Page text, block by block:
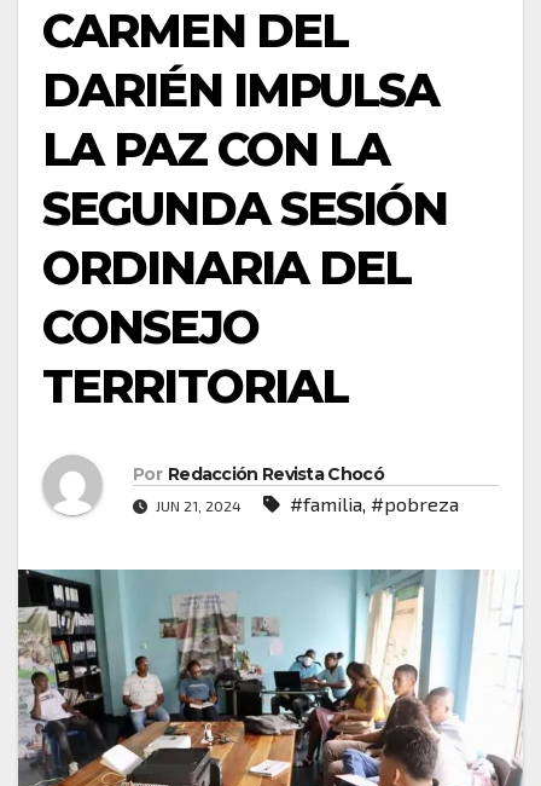
CARMEN DEL
DARIÉN IMPULSA
LA PAZ CON LA
SEGUNDA SESIÓN
ORDINARIA DEL
CONSEJO
TERRITORIAL
Por Redacción Revista Chocó
JUN 21, 2024 #familia, #pobreza